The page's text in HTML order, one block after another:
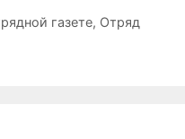
газете, Отряд